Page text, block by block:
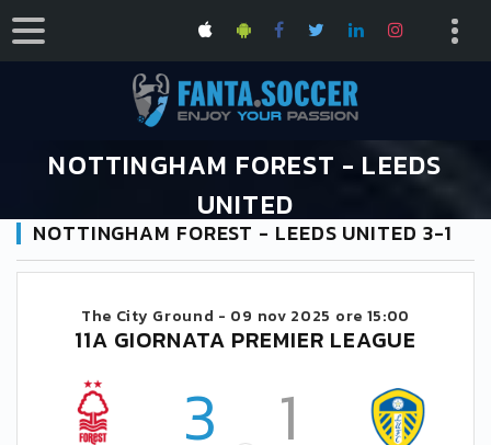
NOTTINGHAM FOREST - LEEDS
UNITED
HOME
CALENDARIO PREMIER LEAGUE 2025/2026
NOTTINGHAM FOREST - LEEDS UNITED
NOTTINGHAM FOREST - LEEDS UNITED 3-1
The City Ground - 09 nov 2025 ore 15:00
11A GIORNATA PREMIER LEAGUE
3 1